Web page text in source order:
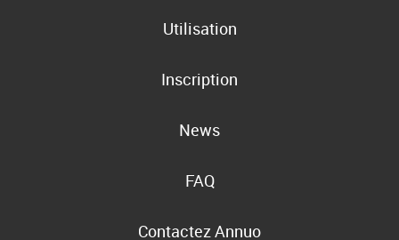
Utilisation
Inscription
News
FAQ
Contactez Annuo